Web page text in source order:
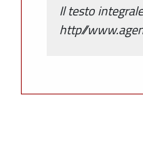
Il testo
http//